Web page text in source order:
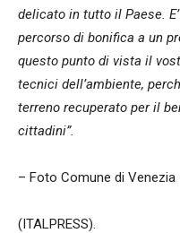
delicato in tutto il Paese.
percorso di bonifica a un
questo punto di vista il
tecnici dell’ambiente,
terreno recuperato per il
cittadini”.
– Foto Comune di Venezia
(ITALPRESS).